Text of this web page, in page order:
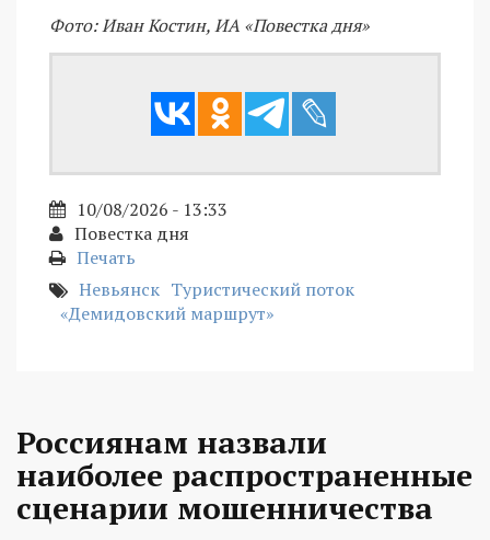
Фото: Иван Костин, ИА «Повестка дня»
10/08/2026 - 13:33
Повестка дня
Печать
Невьянск Туристический поток
«Демидовский маршрут»
Россиянам назвали
наиболее распространенные
сценарии мошенничества